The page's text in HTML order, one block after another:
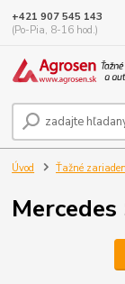
+421 907 545 143
(Po-Pia, 8-16 hod.)
Úvod Ťažné